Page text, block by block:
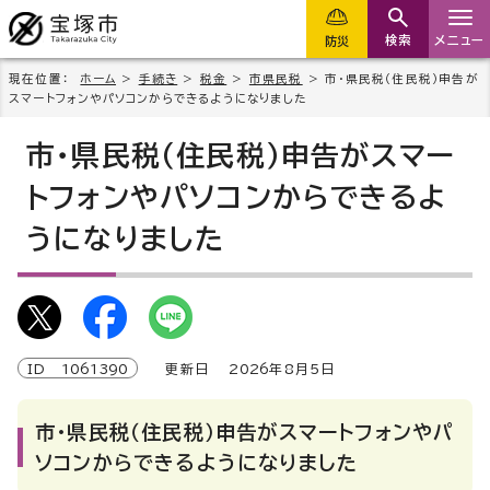
防災 検索 メニュー
現在位置： ホーム > 手続き > 税金 > 市県民税
> 市・県民税（住民税）申告が
スマートフォンやパソコンからできるようになりました
市・県民税（住民税）申告がスマー
トフォンやパソコンからできるよ
うになりました
ID 1061390 更新日 2026年8月5日
市・県民税（住民税）申告がスマートフォンやパ
ソコンからできるようになりました